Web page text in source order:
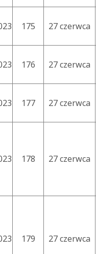
175 27 czerwca
176 27 czerwca
177 27 czerwca
178 27 czerwca
179 27 czerwca